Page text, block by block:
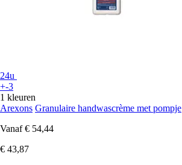
24u
+-3
1 kleuren
Arexons Granulaire handwascrème met pompje
Vanaf € 54,44
€ 43,87